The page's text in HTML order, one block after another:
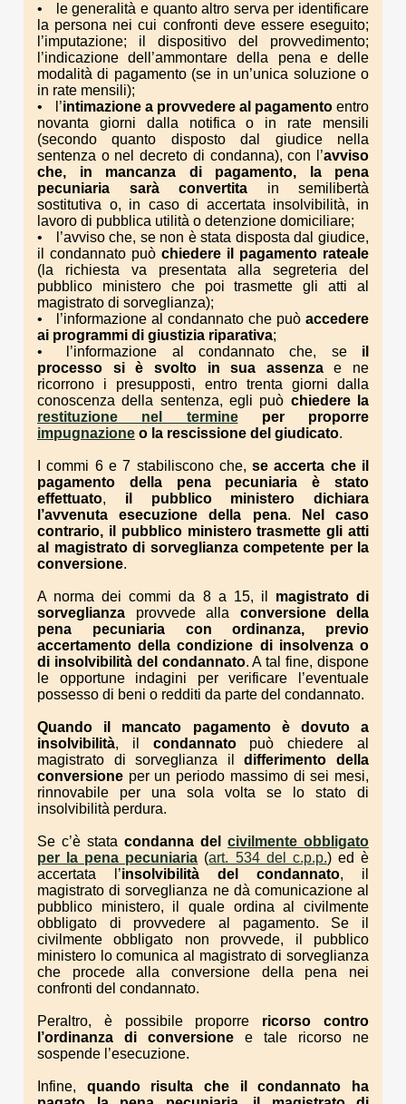
le generalità e quanto altro serva per identificare
la persona nei cui confronti deve essere eseguito;
l’imputazione; il dispositivo del provvedimento;
l’indicazione dell’ammontare della pena e delle
modalità di pagamento (se in un’unica soluzione o
in rate mensili);
l’intimazione a provvedere al pagamento entro
novanta giorni dalla notifica o in rate mensili
(secondo quanto disposto dal giudice nella
sentenza o nel decreto di condanna), con l’avviso
che, in mancanza di pagamento, la pena
pecuniaria sarà convertita in semilibertà
sostitutiva o, in caso di accertata insolvibilità, in
lavoro di pubblica utilità o detenzione domiciliare;
l’avviso che, se non è stata disposta dal giudice,
il condannato può chiedere il pagamento rateale
(la richiesta va presentata alla segreteria del
pubblico ministero che poi trasmette gli atti al
magistrato di sorveglianza);
l’informazione al condannato che può accedere
ai programmi di giustizia riparativa;
l’informazione al condannato che, se il
processo si è svolto in sua assenzae ne
ricorrono i presupposti, entro trenta giorni dalla
conoscenza della sentenza, egli può chiedere la
restituzione nel termineper proporre
impugnazione o la rescissione del giudicato.
I commi 6 e 7 stabiliscono che,se accerta che il
pagamento della pena pecuniaria è stato
effettuato, il pubblico ministero
dichiara
l’avvenuta esecuzione della pena.
Nel caso
contrario, il pubblico ministero trasmette gli atti
al magistrato di sorveglianza competente per la
conversione.
A norma dei commi da 8 a 15, il magistrato di
sorveglianza provvede alla conversione della
pena pecuniaria con ordinanza, previo
accertamento della condizione di insolvenza o
di insolvibilità del condannato. A tal fine, dispone
le opportune indagini per verificare l’eventuale
possesso di beni o redditi da parte del condannato.
Quando il mancato pagamento è dovuto a
insolvibilità, il condannatopuò chiedere al
magistrato di sorveglianza ildifferimento della
conversione per un periodo massimo di sei mesi,
rinnovabile per una sola volta se lo stato di
insolvibilità perdura.
Se c’è stata condanna del
civilmente obbligato
per la pena pecuniaria (art. 534 del c.p.p.) ed è
accertata l’insolvibilità del condannato, il
magistrato di sorveglianza ne dà comunicazione al
pubblico ministero, il quale ordina al civilmente
obbligato di provvedere al pagamento. Se il
civilmente obbligato non provvede, il pubblico
ministero lo comunica al magistrato di sorveglianza
che procede alla conversione della pena nei
confronti del condannato.
Peraltro, è possibile proporre ricorso contro
l’ordinanza di conversione e tale ricorso ne
sospende l’esecuzione.
Infine, quando risulta che il condannato ha